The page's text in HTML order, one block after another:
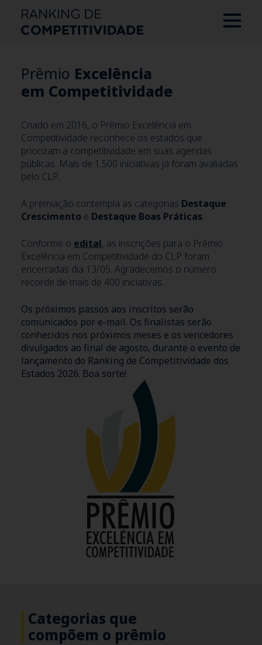
Prêmio Excelência
em Competitividade
Criado em 2016, o Prêmio Excelência em
Competitividade reconhece os estados que
priorizam a competitividade em suas agendas
públicas. Mais de 1.500 iniciativas já foram avaliadas
pelo CLP.
A premiação contempla as categorias Destaque
Crescimento e Destaque Boas Práticas.
Conforme o edital, as inscrições para o Prêmio
Excelência em Competitividade do CLP foram
encerradas dia 13/05. Agradecemos o número
recorde de mais de 400 iniciativas.
Os próximos passos aos inscritos serão
comunicados por e-mail. Os finalistas serão
conhecidos nos próximos meses e os vencedores
divulgados ao final de agosto, durante o evento de
lançamento do Ranking de Competitividade dos
Estados 2026. Boa sorte!
Categorias que
compõem o prêmio